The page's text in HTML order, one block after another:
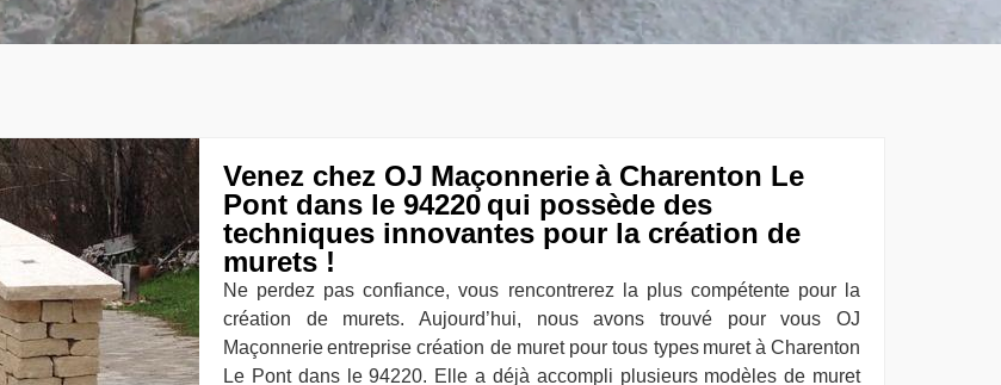
Venez chez OJ Maçonnerie à Charenton Le
Pont dans le 94220 qui possède des
techniques innovantes pour la création de
murets !
Ne perdez pas confiance, vous rencontrerez la plus compétente pour la
création de murets. Aujourd’hui, nous avons trouvé pour vous OJ
Maçonnerie entreprise création de muret pour tous types muret à Charenton
Le Pont dans le 94220. Elle a déjà accompli plusieurs modèles de muret